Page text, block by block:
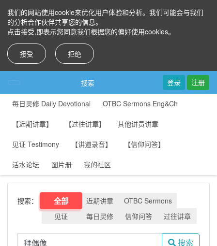
我们的网站使用cookie来优化用户体验和分析。我们可能会与我们
的分析合作伙伴共享您的信息。
点击接受,即表示您同意我们根据您的偏好使用cookies。
接受 拒绝
搜索 登录 注册
每日灵修 Daily Devotional OTBC Sermons Eng&Ch
【近期讲章】 【过往讲章】 其他讲员讲章
见证 Testimony 【讲道录音】 【信仰问答】
活水论坛 图片册 我的社区
搜索： 全部 近期讲章
OTBC Sermons
见证
每日灵修 信仰问答 过往讲章
搜索